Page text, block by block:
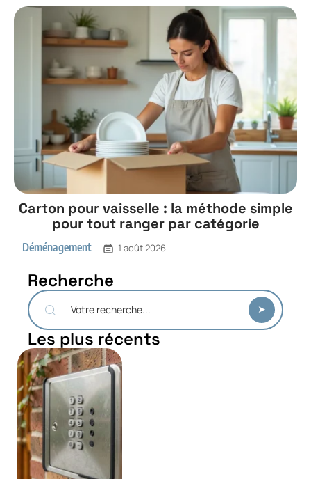
Carton pour vaisselle : la méthode simple
pour tout ranger par catégorie
Déménagement 1 août 2026
Recherche
Les plus récents